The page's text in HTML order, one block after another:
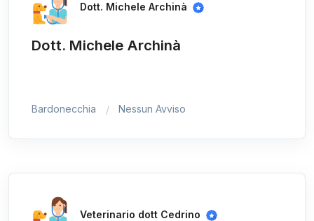
Dott. Michele Archinà
Dott. Michele Archinà
Bardonecchia Nessun Avviso
Veterinario dott Cedrino